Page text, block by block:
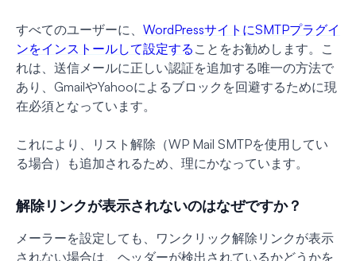
すべてのユーザーに、 WordPressサイトにSMTPプラグイ
ンをインストールして設定する ことをお勧めします。こ
れは、送信メールに正しい認証を追加する唯一の方法で
あり、GmailやYahooによるブロックを回避するために現
在必須となっています。
これにより、リスト解除（WP Mail SMTPを使用してい
る場合）も追加されるため、理にかなっています。
解除リンクが表示されないのはなぜですか？
メーラーを設定しても、ワンクリック解除リンクが表示
されない場合は、ヘッダーが検出されているかどうかを